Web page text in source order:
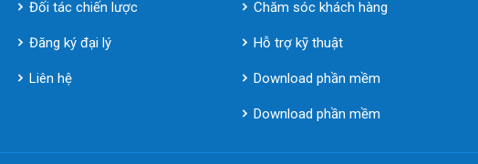
Đối tác chiến lược
Đăng ký đại lý
Liên hệ
Chăm sóc khách hàng
Hỗ trợ kỹ thuật
Download phần mềm
Download phần mềm